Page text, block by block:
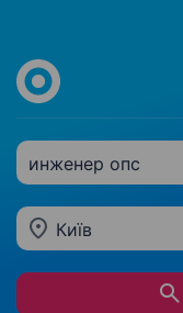
инженер опс
Київ